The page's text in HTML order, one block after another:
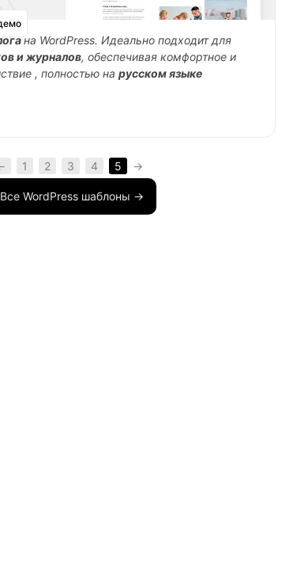
на WordPress. Идеально подходит для
и журналов, обеспечивая комфортное и
, полностью нарусском языке
1 2 3 4 5 →
Все WordPress шаблоны →